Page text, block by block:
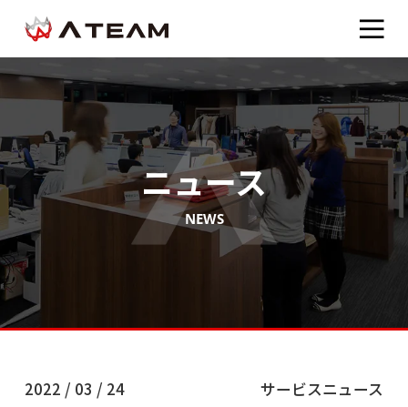
ニュース
NEWS
2022 / 03 / 24
サービスニュース